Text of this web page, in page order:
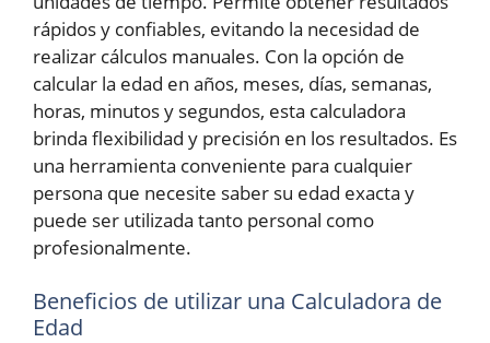
rápidos y confiables, evitando la necesidad de
realizar cálculos manuales. Con la opción de
calcular la edad en años, meses, días, semanas,
horas, minutos y segundos, esta calculadora
brinda flexibilidad y precisión en los resultados. Es
una herramienta conveniente para cualquier
persona que necesite saber su edad exacta y
puede ser utilizada tanto personal como
profesionalmente.
Beneficios de utilizar una Calculadora de
Edad